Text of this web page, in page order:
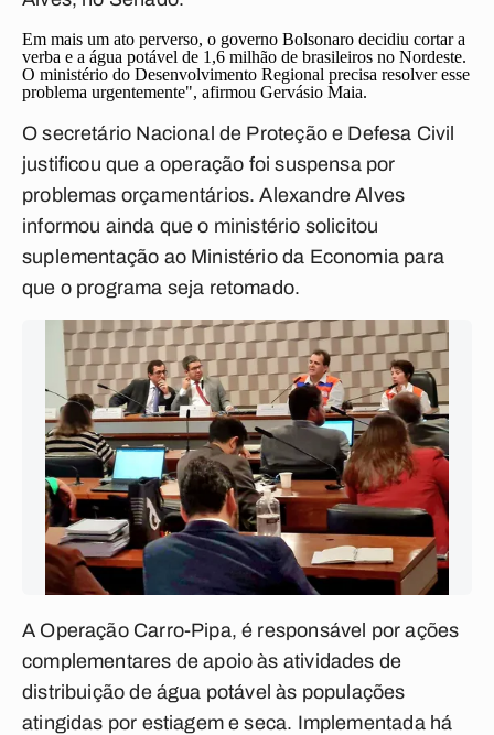
Em mais um ato perverso, o governo Bolsonaro decidiu cortar a
verba e a água potável de 1,6 milhão de brasileiros no Nordeste.
O ministério do Desenvolvimento Regional precisa resolver esse
problema urgentemente", afirmou Gervásio Maia.
O secretário Nacional de Proteção e Defesa Civil
justificou que a operação foi suspensa por
problemas orçamentários. Alexandre Alves
informou ainda que o ministério solicitou
suplementação ao Ministério da Economia para
que o programa seja retomado.
A Operação Carro-Pipa, é responsável por ações
complementares de apoio às atividades de
distribuição de água potável às populações
atingidas por estiagem e seca. Implementada há